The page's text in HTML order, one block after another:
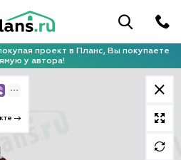
проект в Планс, Вы покупаете
у автора!